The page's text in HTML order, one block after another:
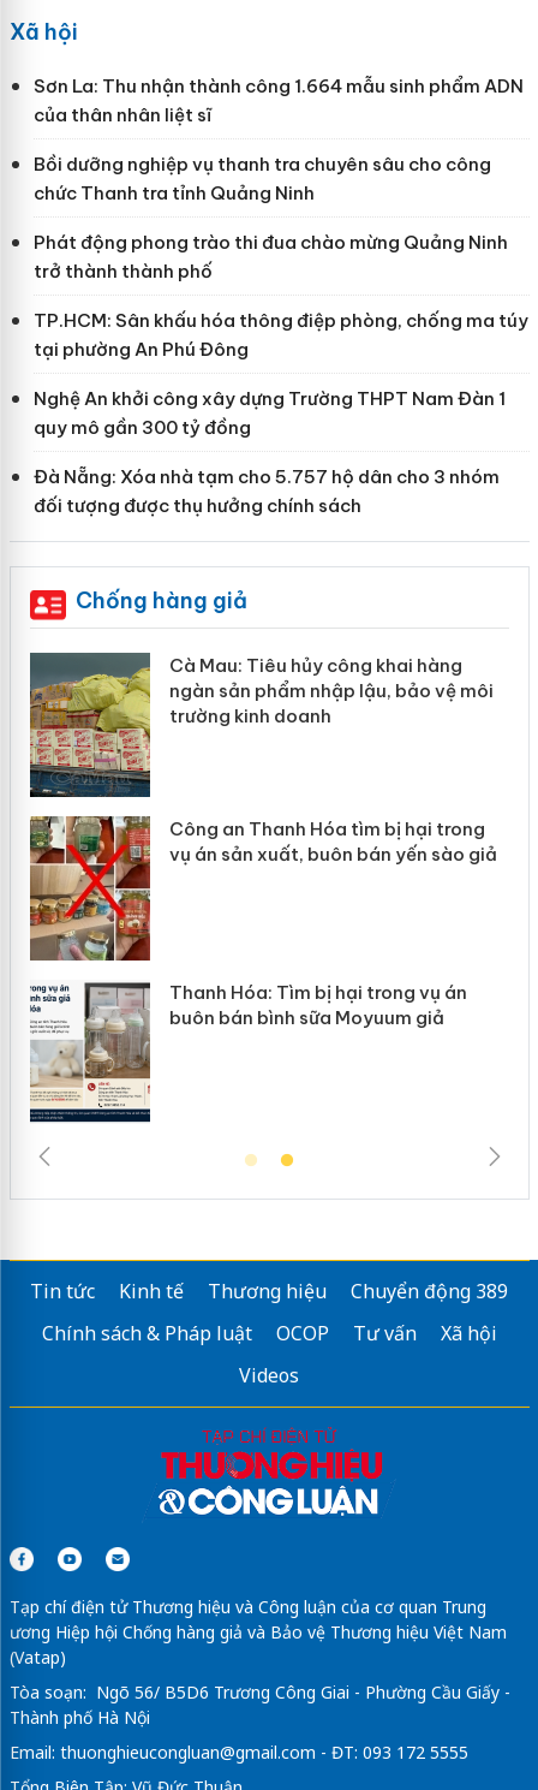
Xã hội
Sơn La: Thu nhận thành công 1.664 mẫu sinh phẩm ADN
của thân nhân liệt sĩ
Bồi dưỡng nghiệp vụ thanh tra chuyên sâu cho công
chức Thanh tra tỉnh Quảng Ninh
Phát động phong trào thi đua chào mừng Quảng Ninh
trở thành thành phố
TP.HCM: Sân khấu hóa thông điệp phòng, chống ma túy
tại phường An Phú Đông
Nghệ An khởi công xây dựng Trường THPT Nam Đàn 1
quy mô gần 300 tỷ đồng
Đà Nẵng: Xóa nhà tạm cho 5.757 hộ dân cho 3 nhóm
đối tượng được thụ hưởng chính sách
Chống hàng giả
Cà Mau: Tiêu hủy công khai hàng
ngàn sản phẩm nhập lậu, bảo vệ môi
trường kinh doanh
Công an Thanh Hóa tìm bị hại trong
vụ án sản xuất, buôn bán yến sào giả
Thanh Hóa: Tìm bị hại trong vụ án
buôn bán bình sữa Moyuum giả
Tin tức Kinh tế Thương hiệu
Chuyển động 389
Chính sách & Pháp luật
OCOP Tư vấn
Xã hội
Videos
Tạp chí điện tử Thương hiệu và Công luận của cơ quan Trung
ương Hiệp hội Chống hàng giả và Bảo vệ Thương hiệu Việt Nam
(Vatap)
Tòa soạn: Ngõ 56/ B5D6 Trương Công Giai - Phường Cầu Giấy -
Thành phố Hà Nội
Email: thuonghieucongluan@gmail.com - ĐT: 093 172 5555